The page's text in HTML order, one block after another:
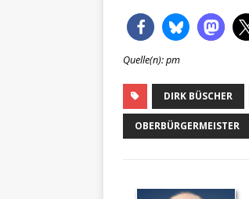
Quelle(n): pm
DIRK BÜSCHER
OBERBÜRGERMEISTER